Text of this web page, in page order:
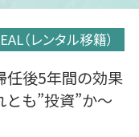
（レンタル移籍）
任後5年間の効果
も”投資”か〜